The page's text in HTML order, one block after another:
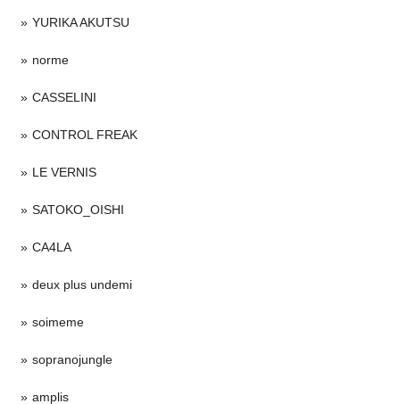
YURIKA AKUTSU
norme
CASSELINI
CONTROL FREAK
LE VERNIS
SATOKO_OISHI
CA4LA
deux plus undemi
soimeme
sopranojungle
amplis